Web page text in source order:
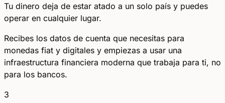
Tu dinero deja de estar atado a un solo país y puedes
operar en cualquier lugar.
Recibes los datos de cuenta que necesitas para
monedas fiat y digitales y empiezas a usar una
infraestructura financiera moderna que trabaja para ti, no
para los bancos.
3